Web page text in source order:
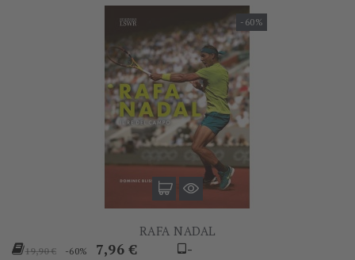
-60%
RAFA NADAL
Prezzo
19,90 € -60% Prezzo
7,96 € -